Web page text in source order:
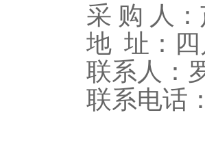
采 购 人
地 址：
联系人：
联系电话